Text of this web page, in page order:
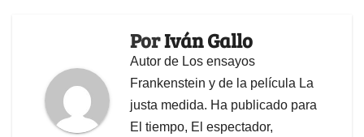
PorIván Gallo
Autor de Los ensayos
Frankenstein y de la película La
justa medida. Ha publicado para
El tiempo, El espectador,